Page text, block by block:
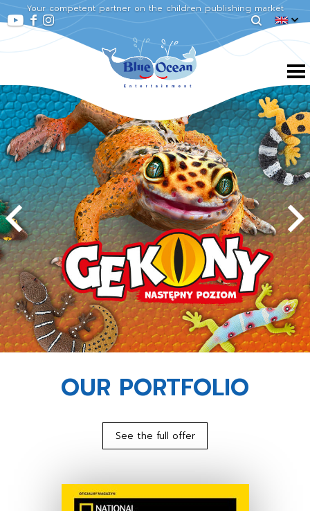
Your competent partner on the children publishing market
OUR PORTFOLIO
See the full offer